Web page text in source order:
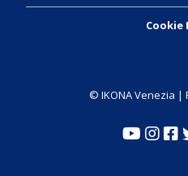
Cookie
© IKONA Venezia |